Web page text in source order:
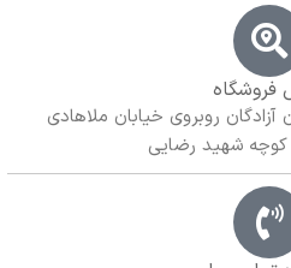
فروشگاه
آزادگان روبروی خیابان ملاهادی
شهید رضایی